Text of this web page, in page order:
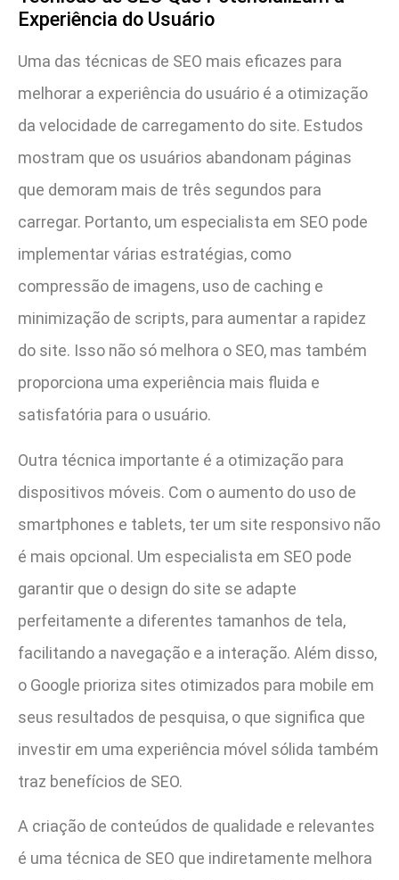
Experiência do Usuário
Uma das técnicas de SEO mais eficazes para
melhorar a experiência do usuário é a otimização
da velocidade de carregamento do site. Estudos
mostram que os usuários abandonam páginas
que demoram mais de três segundos para
carregar. Portanto, um especialista em SEO pode
implementar várias estratégias, como
compressão de imagens, uso de caching e
minimização de scripts, para aumentar a rapidez
do site. Isso não só melhora o SEO, mas também
proporciona uma experiência mais fluida e
satisfatória para o usuário.
Outra técnica importante é a otimização para
dispositivos móveis. Com o aumento do uso de
smartphones e tablets, ter um site responsivo não
é mais opcional. Um especialista em SEO pode
garantir que o design do site se adapte
perfeitamente a diferentes tamanhos de tela,
facilitando a navegação e a interação. Além disso,
o Google prioriza sites otimizados para mobile em
seus resultados de pesquisa, o que significa que
investir em uma experiência móvel sólida também
traz benefícios de SEO.
A criação de conteúdos de qualidade e relevantes
é uma técnica de SEO que indiretamente melhora